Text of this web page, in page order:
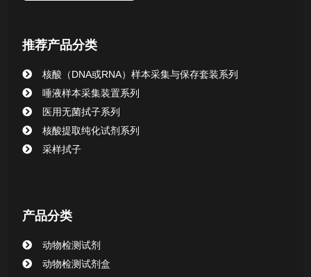
清洁验证棉签系列
动物检测试剂
推荐产品分类
核酸（DNA或RNA）样本采集与保存套装系列
唾液样本采集装置系列
医用无菌拭子系列
核酸提取纯化试剂系列
采样拭子
产品分类
动物检测试剂
动物检测试剂盒